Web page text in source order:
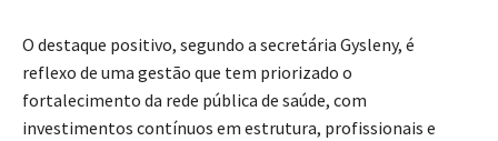
O destaque positivo, segundo a secretária Gysleny, é
reflexo de uma gestão que tem priorizado o
fortalecimento da rede pública de saúde, com
investimentos contínuos em estrutura, profissionais e